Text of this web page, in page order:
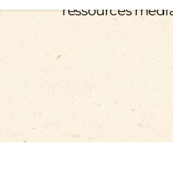
ressources